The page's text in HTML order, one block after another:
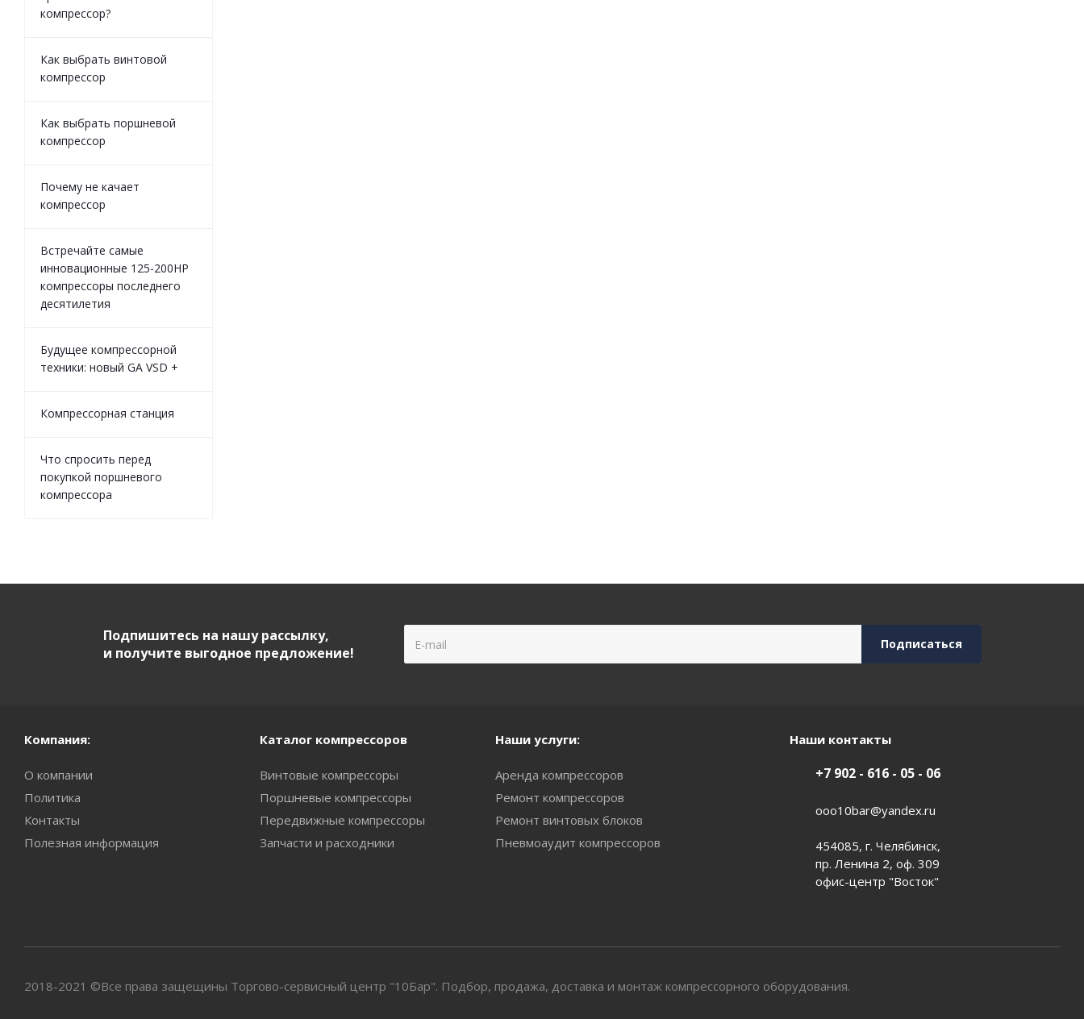
компрессор?
Как выбрать винтовой
компрессор
Как выбрать поршневой
компрессор
Почему не качает
компрессор
Встречайте самые
инновационные 125-200HP
компрессоры последнего
десятилетия
Будущее компрессорной
техники: новый GA VSD +
Компрессорная станция
Что спросить перед
покупкой поршневого
компрессора
Подпишитесь на нашу рассылку,
и получите выгодное предложение!
Компания:
О компании
Политика
Контакты
Полезная информация
Каталог компрессоров
Винтовые компрессоры
Поршневые компрессоры
Передвижные компрессоры
Запчасти и расходники
Наши услуги:
Аренда компрессоров
Ремонт компрессоров
Ремонт винтовых блоков
Пневмоаудит компрессоров
Наши контакты
+7 902 - 616 - 05 - 06
ooo10bar@yandex.ru
454085, г. Челябинск,
пр. Ленина 2, оф. 309
офис-центр "Восток"
2018-2021 ©Все права защещины Торгово-сервисный центр "10Бар". Подбор, продажа, доставка и монтаж компрессорного оборудования.